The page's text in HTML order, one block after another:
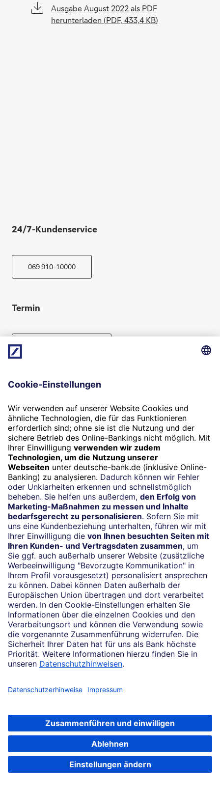
Ausgabe August 2022 als PDF
herunterladen (PDF, 433,4 KB)
24/7-Kundenservice
069 910-10000
Termin
Folgen Sie uns
Widerruf
Vertrag widerrufen
Impressum
Konditionen und Preise
Rechtliche Hinweise
Datenschutz
Barrierefreiheit
Cookie-Einstellungen
Sicherheit und Technik
Notfallnummern
Soweit auf dieser Internetseite von der Deutschen Bank die Rede ist, bezieht
© 2026 Deutsche Bank AG, Frankfurt am Main